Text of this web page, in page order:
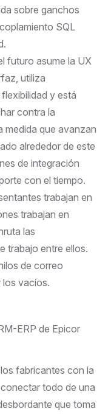
sobre ganchos
SQL
futuro asume la UX
utiliza
y está
contra la
medida que avanzan
alrededor de este
de integración
con el tiempo.
trabajan en
trabajan en
las
trabajo entre ellos.
de correo
los vacíos.
ERP de Epicor
fabricantes con la
todo de una
que toma